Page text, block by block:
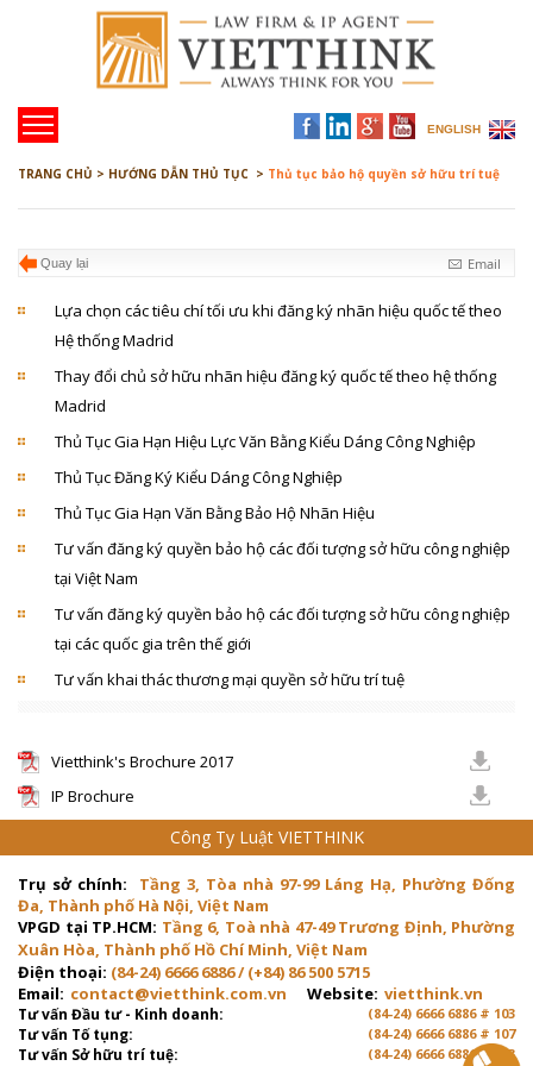
ENGLISH
TRANG CHỦ > HƯỚNG DẪN THỦ TỤC > Thủ tục bảo hộ quyền sở hữu trí tuệ
Quay lại Email
Lựa chọn các tiêu chí tối ưu khi đăng ký nhãn hiệu quốc tế theo
Hệ thống Madrid
Thay đổi chủ sở hữu nhãn hiệu đăng ký quốc tế theo hệ thống
Madrid
Thủ Tục Gia Hạn Hiệu Lực Văn Bằng Kiểu Dáng Công Nghiệp
Thủ Tục Đăng Ký Kiểu Dáng Công Nghiệp
Thủ Tục Gia Hạn Văn Bằng Bảo Hộ Nhãn Hiệu
Tư vấn đăng ký quyền bảo hộ các đối tượng sở hữu công nghiệp
tại Việt Nam
Tư vấn đăng ký quyền bảo hộ các đối tượng sở hữu công nghiệp
tại các quốc gia trên thế giới
Tư vấn khai thác thương mại quyền sở hữu trí tuệ
Vietthink's Brochure 2017
IP Brochure
Công Ty Luật VIETTHINK
Trụ sở chính:
Tầng 3, Tòa nhà 97-99 Láng Hạ, Phường Đống
Đa, Thành phố Hà Nội, Việt Nam
VPGD tại TP.HCM: Tầng 6, Toà nhà 47-49 Trương Định, Phường
Xuân Hòa, Thành phố Hồ Chí Minh, Việt Nam
Điện thoại: (84-24) 6666 6886 / (+84) 86 500 5715
Email: contact@vietthink.com.vn Website: vietthink.vn
Tư vấn Đầu tư - Kinh doanh: (84-24) 6666 6886 # 103
Tư vấn Tố tụng: (84-24) 6666 6886 # 107
Tư vấn Sở hữu trí tuệ: (84-24) 6666 6886 # 103